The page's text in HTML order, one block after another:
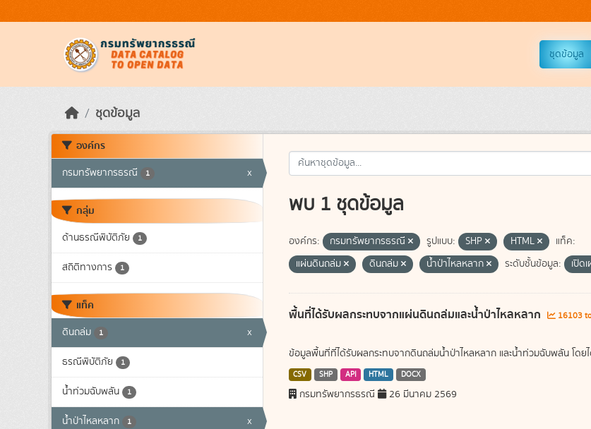
ชุดข้อมูล
ชุดข้อมูล
องค์กร
กรมทรัพยากรธรณี 1 x
กลุ่ม
ด้านธรณีพิบัติภัย 1
สถิติทางการ 1
แท็ค
ดินถล่ม 1 x
ธรณีพิบัติภัย 1
น้ำท่วมฉับพลัน 1
น้ำป่าไหลหลาก 1 x
พบ 1 ชุดข้อมูล
องค์กร: กรมทรัพยากรธรณี รูปแบบ: SHP HTML
แท็ค:
แผ่นดินถล่ม
ดินถล่ม น้ำป่าไหลหลาก ระดับชั้นข้อมูล: เปิด
พื้นที่ได้รับผลกระทบจากแผ่นดินถล่มและน้ำป่าไหลหลาก 16103
ข้อมูลพื้นที่ที่ได้รับผลกระทบจากดินถล่มน้ำป่าไหลหลาก และน้ำท่วมฉับพลัน โดย
CSV SHP API HTML DOCX
กรมทรัพยากรธรณี 26 มีนาคม 2569